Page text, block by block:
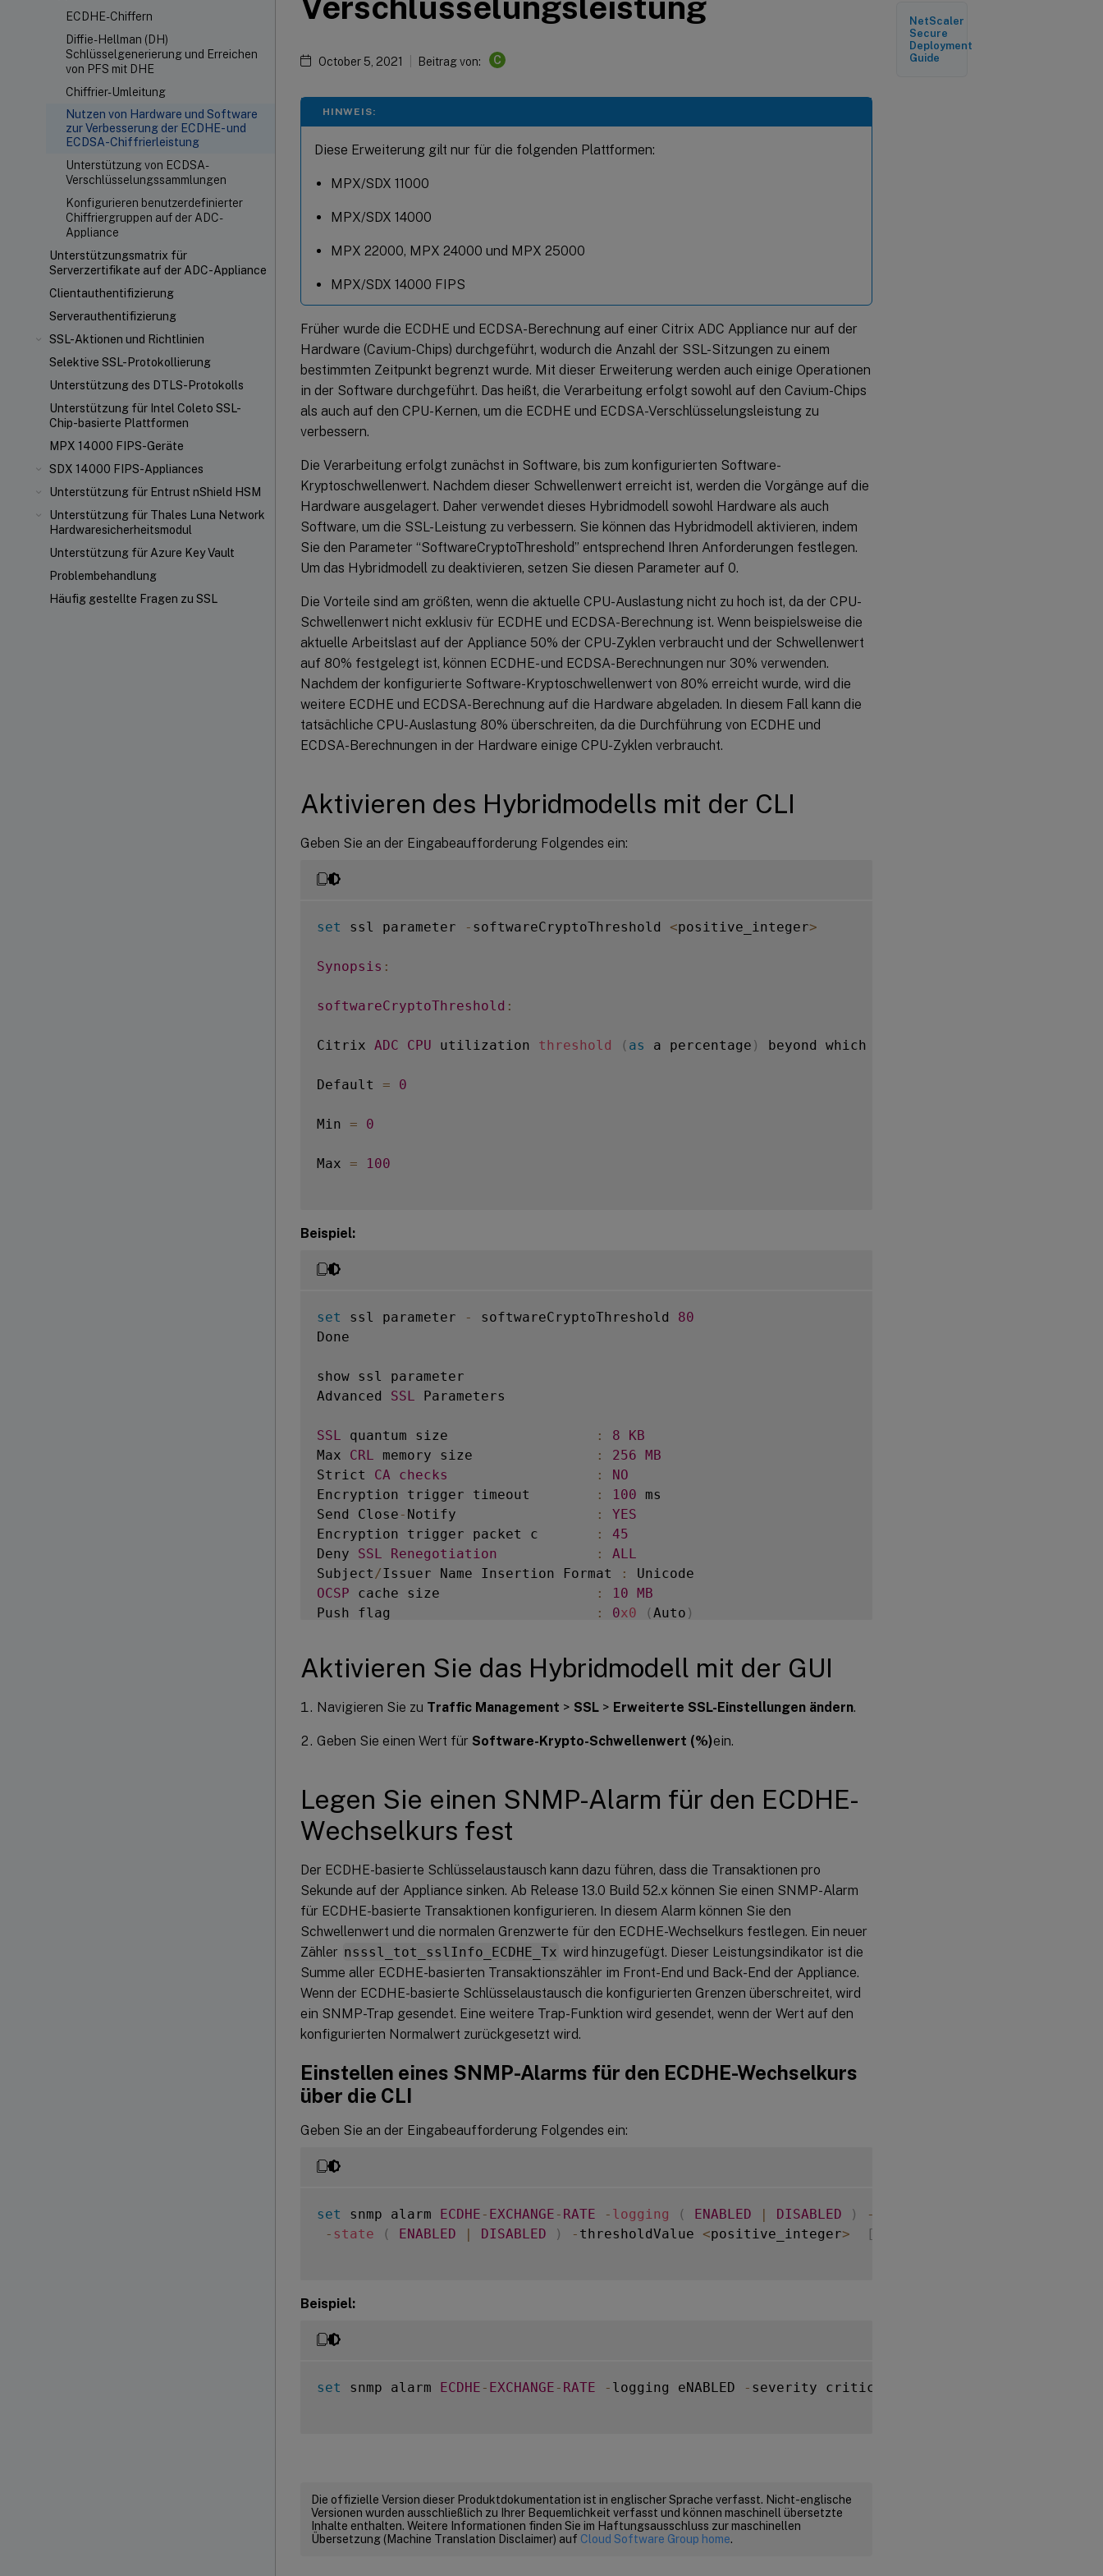
ECDHE-Chiffern
Diffie-Hellman (DH)
Schlüsselgenerierung und Erreichen
von PFS mit DHE
Chiffrier-Umleitung
Nutzen von Hardware und Software
zur Verbesserung der ECDHE- und
ECDSA-Chiffrierleistung
Unterstützung von ECDSA-
Verschlüsselungssammlungen
Konfigurieren benutzerdefinierter
Chiffriergruppen auf der ADC-
Appliance
Unterstützungsmatrix für
Serverzertifikate auf der ADC-Appliance
Clientauthentifizierung
Serverauthentifizierung
SSL-Aktionen und Richtlinien
Selektive SSL-Protokollierung
Unterstützung des DTLS-Protokolls
Unterstützung für Intel Coleto SSL-
Chip-basierte Plattformen
MPX 14000 FIPS-Geräte
SDX 14000 FIPS-Appliances
Unterstützung für Entrust nShield HSM
Unterstützung für Thales Luna Network
Hardwaresicherheitsmodul
Unterstützung für Azure Key Vault
Problembehandlung
Häufig gestellte Fragen zu SSL
October 5, 2021 Beitrag von: C
HINWEIS:
Diese Erweiterung gilt nur für die folgenden Plattformen:
MPX/SDX 11000
MPX/SDX 14000
MPX 22000, MPX 24000 und MPX 25000
MPX/SDX 14000 FIPS
Früher wurde die ECDHE und ECDSA-Berechnung auf einer Citrix ADC Appliance nur auf der
Hardware (Cavium-Chips) durchgeführt, wodurch die Anzahl der SSL-Sitzungen zu einem
bestimmten Zeitpunkt begrenzt wurde. Mit dieser Erweiterung werden auch einige Operationen
in der Software durchgeführt. Das heißt, die Verarbeitung erfolgt sowohl auf den Cavium-Chips
als auch auf den CPU-Kernen, um die ECDHE und ECDSA-Verschlüsselungsleistung zu
verbessern.
Die Verarbeitung erfolgt zunächst in Software, bis zum konfigurierten Software-
Kryptoschwellenwert. Nachdem dieser Schwellenwert erreicht ist, werden die Vorgänge auf die
Hardware ausgelagert. Daher verwendet dieses Hybridmodell sowohl Hardware als auch
Software, um die SSL-Leistung zu verbessern. Sie können das Hybridmodell aktivieren, indem
Sie den Parameter “SoftwareCryptoThreshold” entsprechend Ihren Anforderungen festlegen.
Um das Hybridmodell zu deaktivieren, setzen Sie diesen Parameter auf 0.
Die Vorteile sind am größten, wenn die aktuelle CPU-Auslastung nicht zu hoch ist, da der CPU-
Schwellenwert nicht exklusiv für ECDHE und ECDSA-Berechnung ist. Wenn beispielsweise die
aktuelle Arbeitslast auf der Appliance 50% der CPU-Zyklen verbraucht und der Schwellenwert
auf 80% festgelegt ist, können ECDHE- und ECDSA-Berechnungen nur 30% verwenden.
Nachdem der konfigurierte Software-Kryptoschwellenwert von 80% erreicht wurde, wird die
weitere ECDHE und ECDSA-Berechnung auf die Hardware abgeladen. In diesem Fall kann die
tatsächliche CPU-Auslastung 80% überschreiten, da die Durchführung von ECDHE und
ECDSA-Berechnungen in der Hardware einige CPU-Zyklen verbraucht.
Aktivieren des Hybridmodells mit der CLI
Geben Sie an der Eingabeaufforderung Folgendes ein:
set ssl parameter - softwareCryptoThreshold <positive_integer>
Synopsis :
softwareCryptoThreshold :
Citrix ADC CPU utilization threshold ( as a percentage ) beyond which crypto operations are not
Default = 0
Min = 0
Max = 100
Beispiel:
set ssl parameter - softwareCryptoThreshold 80
Done
show ssl parameter
Advanced SSL Parameters
SSL quantum size : 8
KB
Max CRL memory size : 256 MB
Strict CA checks :
NO
Encryption trigger timeout
: 100 ms
Send Close - Notify :
YES
Encryption trigger packet c
:
45
Deny SSL Renegotiation :
ALL
Subject /Issuer Name Insertion Format :
OCSP cache size : 10 MB
Push flag
: 0x0 (Auto )
Crypto Device Disable Limit : 0
Global undef action for data policies :
NOOP
Disable TLS 1.1 / 1.2 for SSL_BRIDGE secure monitors
Software Crypto acceleration CPU Threshold :
80
Signature and Hash Algorithms supported by
TLS1 .2 : ALL
Aktivieren Sie das Hybridmodell mit der GUI
Navigieren Sie zu Traffic Management > SSL > Erweiterte SSL-Einstellungen ändern.
Geben Sie einen Wert für Software-Krypto-Schwellenwert (%)ein.
Legen Sie einen SNMP-Alarm für den ECDHE-
Wechselkurs fest
Der ECDHE-basierte Schlüsselaustausch kann dazu führen, dass die Transaktionen pro
Sekunde auf der Appliance sinken. Ab Release 13.0 Build 52.x können Sie einen SNMP-Alarm
für ECDHE-basierte Transaktionen konfigurieren. In diesem Alarm können Sie den
Schwellenwert und die normalen Grenzwerte für den ECDHE-Wechselkurs festlegen. Ein neuer
Zähler nsssl_tot_sslInfo_ECDHE_Tx wird hinzugefügt. Dieser Leistungsindikator ist die
Summe aller ECDHE-basierten Transaktionszähler im Front-End und Back-End der Appliance.
Wenn der ECDHE-basierte Schlüsselaustausch die konfigurierten Grenzen überschreitet, wird
ein SNMP-Trap gesendet. Eine weitere Trap-Funktion wird gesendet, wenn der Wert auf den
konfigurierten Normalwert zurückgesetzt wird.
Einstellen eines SNMP-Alarms für den ECDHE-Wechselkurs
über die CLI
Geben Sie an der Eingabeaufforderung Folgendes ein:
set snmp alarm ECDHE - EXCHANGE - RATE - logging ( ENABLED | DISABLED ) -
- state ( ENABLED | DISABLED ) - thresholdValue <positive_integer> [
Beispiel:
set snmp alarm ECDHE - EXCHANGE - RATE - logging eNABLED - severity critical
Die offizielle Version dieser Produktdokumentation ist in englischer Sprache verfasst. Nicht-englische
Versionen wurden ausschließlich zu Ihrer Bequemlichkeit verfasst und können maschinell übersetzte
Inhalte enthalten. Weitere Informationen finden Sie im Haftungsausschluss zur maschinellen
Übersetzung (Machine Translation Disclaimer) auf Cloud Software Group home.
einen
SNMP-
Alarm für
NetScaler
Secure
Deployment
Guide